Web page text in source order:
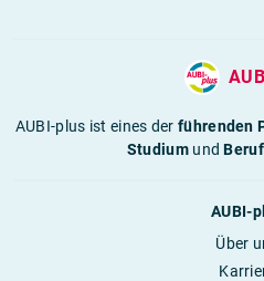
AUBI-plus ist eines derführenden
Studiumund
AUBI-
Über